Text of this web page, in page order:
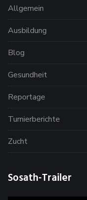
Allgemein
Ausbildung
Blog
Gesundheit
Reportage
Turnierberichte
Zucht
Sosath-Trailer